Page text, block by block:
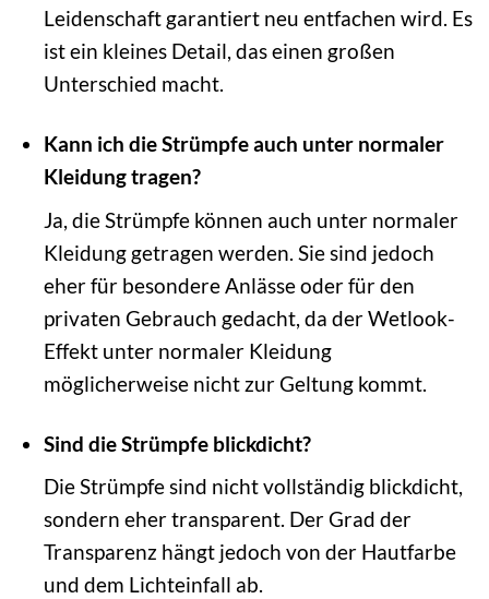
Leidenschaft garantiert neu entfachen wird. Es
ist ein kleines Detail, das einen großen
Unterschied macht.
Kann ich die Strümpfe auch unter normaler
Kleidung tragen?
Ja, die Strümpfe können auch unter normaler
Kleidung getragen werden. Sie sind jedoch
eher für besondere Anlässe oder für den
privaten Gebrauch gedacht, da der Wetlook-
Effekt unter normaler Kleidung
möglicherweise nicht zur Geltung kommt.
Sind die Strümpfe blickdicht?
Die Strümpfe sind nicht vollständig blickdicht,
sondern eher transparent. Der Grad der
Transparenz hängt jedoch von der Hautfarbe
und dem Lichteinfall ab.